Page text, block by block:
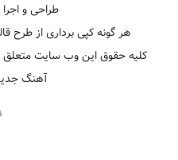
طراحی و
هر گونه کپی برداری از طرح
کلیه حقوق این وب سایت
آهنگ